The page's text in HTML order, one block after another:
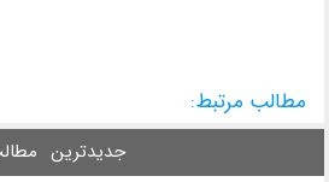
مطالب مرتبط:
جدیدترین